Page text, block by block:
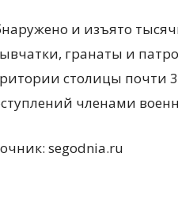
и изъято
гранаты и
столицы почти
членами
segodnia.ru